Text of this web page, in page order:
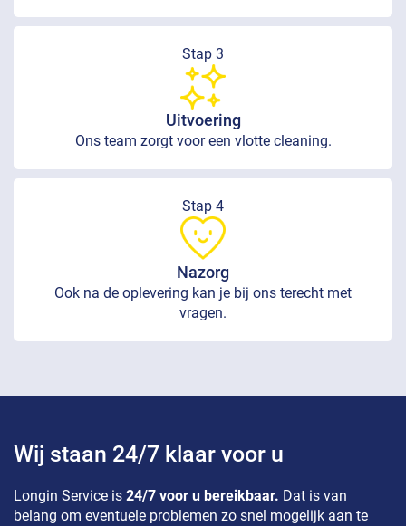
Stap 3
Uitvoering
Ons team zorgt voor een vlotte cleaning.
Stap 4
Nazorg
Ook na de oplevering kan je bij ons terecht met
vragen.
Wij staan 24/7 klaar voor u
Longin Service is 24/7 voor u bereikbaar. Dat is van
belang om eventuele problemen zo snel mogelijk aan te